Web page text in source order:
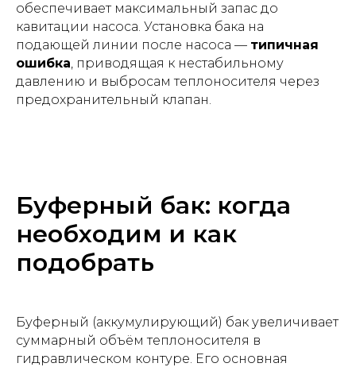
обеспечивает максимальный запас до
кавитации насоса. Установка бака на
подающей линии после насоса — типичная
ошибка, приводящая к нестабильному
давлению и выбросам теплоносителя через
предохранительный клапан.
Буферный бак: когда
необходим и как
подобрать
Буферный (аккумулирующий) бак увеличивает
суммарный объём теплоносителя в
гидравлическом контуре. Его основная